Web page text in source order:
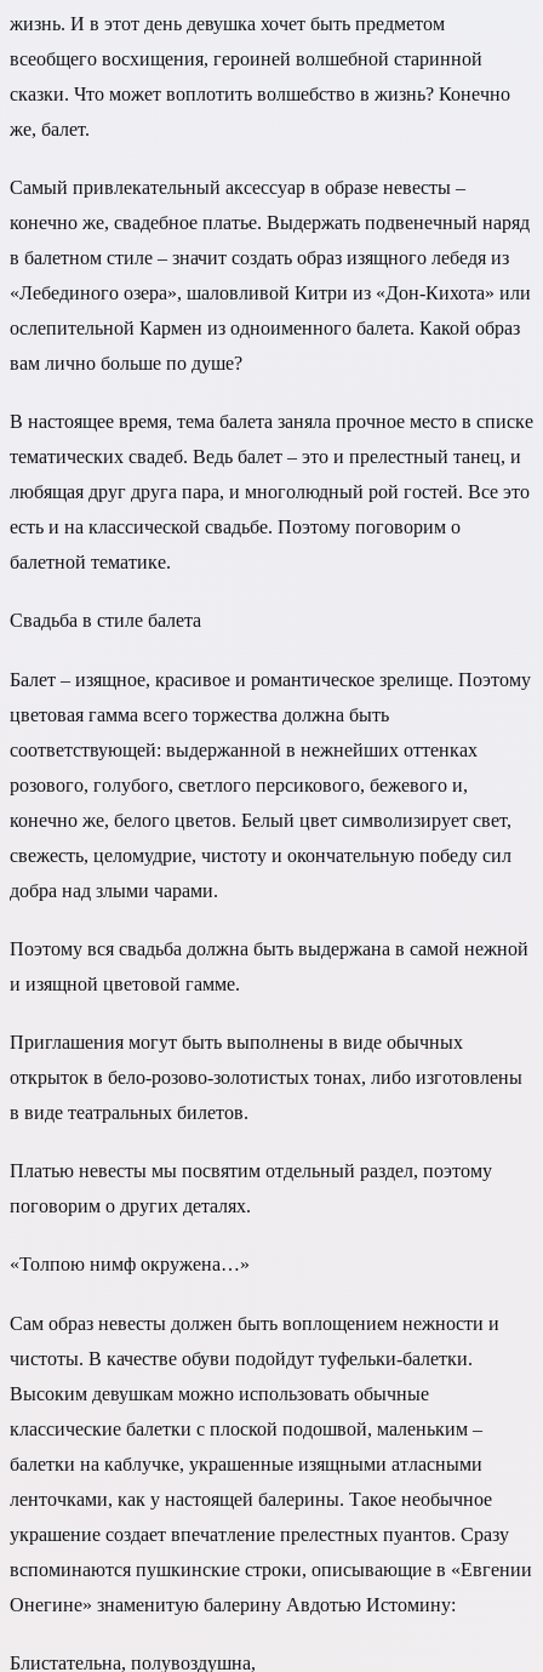
жизнь. И в этот день девушка хочет быть предметом
всеобщего восхищения, героиней волшебной старинной
сказки. Что может воплотить волшебство в жизнь? Конечно
же, балет.
Самый привлекательный аксессуар в образе невесты –
конечно же, свадебное платье. Выдержать подвенечный наряд
в балетном стиле – значит создать образ изящного лебедя из
«Лебединого озера», шаловливой Китри из «Дон-Кихота» или
ослепительной Кармен из одноименного балета. Какой образ
вам лично больше по душе?
В настоящее время, тема балета заняла прочное место в списке
тематических свадеб. Ведь балет – это и прелестный танец, и
любящая друг друга пара, и многолюдный рой гостей. Все это
есть и на классической свадьбе. Поэтому поговорим о
балетной тематике.
Свадьба в стиле балета
Балет – изящное, красивое и романтическое зрелище. Поэтому
цветовая гамма всего торжества должна быть
соответствующей: выдержанной в нежнейших оттенках
розового, голубого, светлого персикового, бежевого и,
конечно же, белого цветов. Белый цвет символизирует свет,
свежесть, целомудрие, чистоту и окончательную победу сил
добра над злыми чарами.
Поэтому вся свадьба должна быть выдержана в самой нежной
и изящной цветовой гамме.
Приглашения могут быть выполнены в виде обычных
открыток в бело-розово-золотистых тонах, либо изготовлены
в виде театральных билетов.
Платью невесты мы посвятим отдельный раздел, поэтому
поговорим о других деталях.
«Толпою нимф окружена…»
Сам образ невесты должен быть воплощением нежности и
чистоты. В качестве обуви подойдут туфельки-балетки.
Высоким девушкам можно использовать обычные
классические балетки с плоской подошвой, маленьким –
балетки на каблучке, украшенные изящными атласными
ленточками, как у настоящей балерины. Такое необычное
украшение создает впечатление прелестных пуантов. Сразу
вспоминаются пушкинские строки, описывающие в «Евгении
Онегине» знаменитую балерину Авдотью Истомину:
Блистательна, полувоздушна,